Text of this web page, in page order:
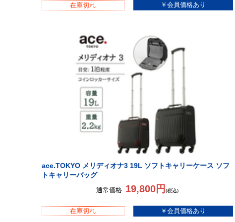
在庫切れ
ace.TOKYO メリディオナ3 19L ソフトキャリーケース ソフ
トキャリーバッグ
通常価格 19,800円 (税込)
在庫切れ